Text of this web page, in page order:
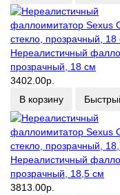
Нереалистичный
прозрачный, 18 см
3402.00р.
В корзину
Нереалистичный
прозрачный, 18,5 см
3813.00р.